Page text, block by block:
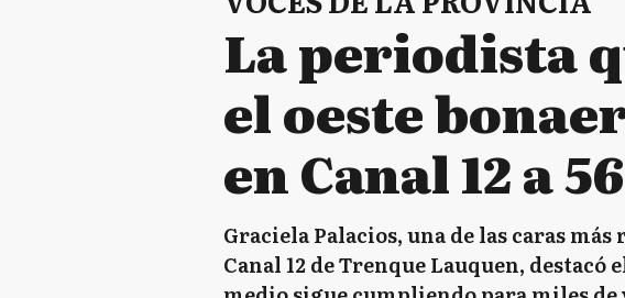
La periodista
el oeste
en Canal 12 a
Graciela Palacios, una de las caras
Canal 12 de Trenque Lauquen,